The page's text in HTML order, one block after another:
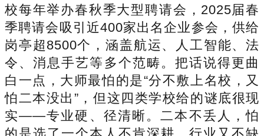
校每年举办春秋季大型聘请会，2025届春
季聘请会吸引近400家出名企业参会，供给
岗亭超8500个，涵盖航运、人工智能、法
令、消息手艺等多个范畴。把话说得更曲
白一点，大师最怕的是“分不敷上名校，又
怕二本没出”，但这四类学校给的谜底很现
实——专业硬、径清晰。二本不丢人，怕